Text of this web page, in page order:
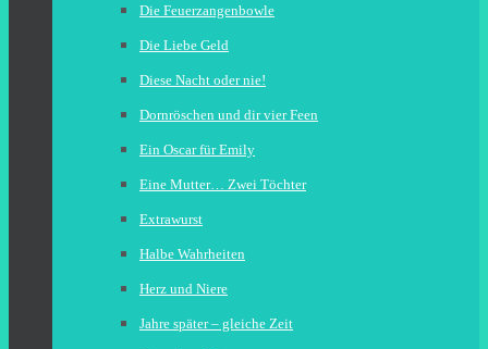
Die Feuerzangenbowle
Die Liebe Geld
Diese Nacht oder nie!
Dornröschen und dir vier Feen
Ein Oscar für Emily
Eine Mutter… Zwei Töchter
Extrawurst
Halbe Wahrheiten
Herz und Niere
Jahre später – gleiche Zeit